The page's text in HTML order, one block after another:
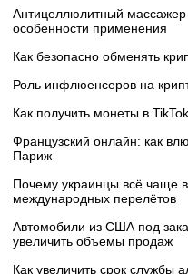
Антицеллюлитный массажер
особенности применения
Как безопасно обменять
Роль инфлюенсеров на
Как получить монеты в
Французский онлайн: как
Париж
Почему украинцы всё чаще
международных перелётов
Автомобили из США под
увеличить объемы продаж
Как увеличить срок службы